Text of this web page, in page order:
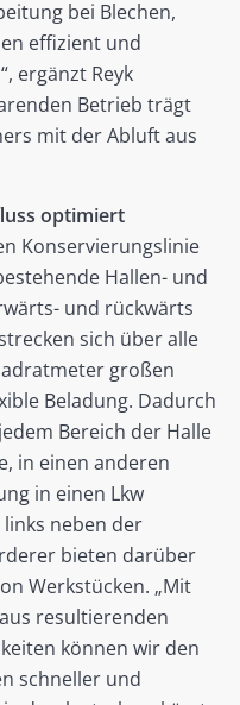
bei Blechen,
effizient und
ergänzt Reyk
Betrieb trägt
mit der Abluft aus
optimiert
Konservierungslinie
Hallen- und
und rückwärts
sich über alle
großen
Beladung. Dadurch
Bereich der Halle
in einen anderen
in einen Lkw
neben der
bieten darüber
Werkstücken. „Mit
resultierenden
können wir den
schneller und